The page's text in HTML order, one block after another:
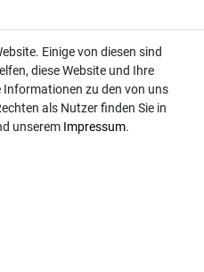
unser Service-Team.
Einige von diesen sind
diese Website und Ihre
Informationen zu den von uns
als Nutzer finden Sie in
unserem Impressum.